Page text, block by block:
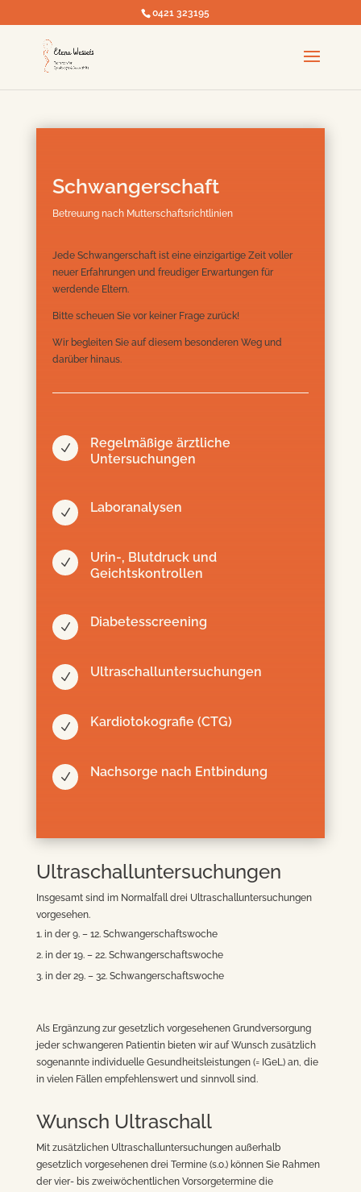
0421 323195
Schwangerschaft
Betreuung nach Mutterschaftsrichtlinien
Jede Schwangerschaft ist eine einzigartige Zeit voller
neuer Erfahrungen und freudiger Erwartungen für
werdende Eltern.
Bitte scheuen Sie vor keiner Frage zurück!
Wir begleiten Sie auf diesem besonderen Weg und
darüber hinaus.
N
Regelmäßige ärztliche
Untersuchungen
N Laboranalysen
N
Urin-, Blutdruck und
Geichtskontrollen
N Diabetesscreening
N Ultraschalluntersuchungen
N Kardiotokografie (CTG)
N Nachsorge nach Entbindung
Ultraschalluntersuchungen
Insgesamt sind im Normalfall drei Ultraschalluntersuchungen
vorgesehen.
in der 9. – 12. Schwangerschaftswoche
in der 19. – 22. Schwangerschaftswoche
in der 29. – 32. Schwangerschaftswoche
Als Ergänzung zur gesetzlich vorgesehenen Grundversorgung
jeder schwangeren Patientin bieten wir auf Wunsch zusätzlich
sogenannte individuelle Gesundheitsleistungen (= IGeL) an, die
in vielen Fällen empfehlenswert und sinnvoll sind.
Wunsch Ultraschall
Mit zusätzlichen Ultraschalluntersuchungen außerhalb
gesetzlich vorgesehenen drei Termine (s.o.) können Sie Rahmen
der vier- bis zweiwöchentlichen Vorsorgetermine die